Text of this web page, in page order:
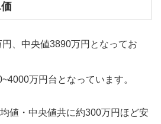
、中央値3890万円となってお
万円台となっています。
値・中央値共に約300万円ほど安